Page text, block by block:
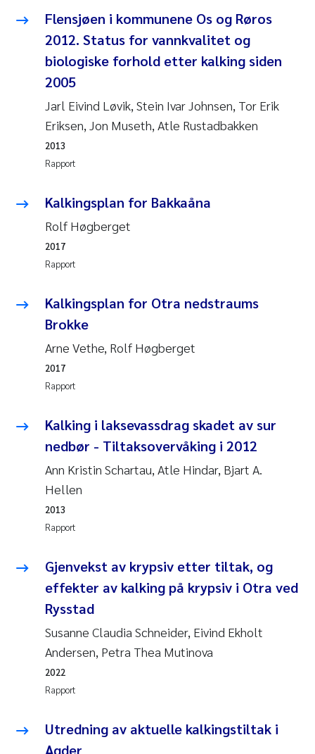
Kathrine Ivsett Johnsen
Line Johanne Barkved
Pawel Krzeminski
Juan Carlos Farias Pardo
Frode Sundnes
Andrew Luke King
Ian Allan
Bert van Bavel
Marianne Mosberg
Caroline Enge
Hans Nicolai Adam
Mari Moren
Paula Brighytte Ocampo Ramon
Maeve McGovern
Erling Aarhus Bratsberg
Heleen de Wit
Flensjøen i kommunene Os og Røros
2012. Status for vannkvalitet og
biologiske forhold etter kalking siden
2005
Jarl Eivind Løvik, Stein Ivar Johnsen, Tor Erik
Eriksen, Jon Museth, Atle Rustadbakken
Rapport
2013
Kalkingsplan for Bakkaåna
Rolf Høgberget
Rapport
2017
Kalkingsplan for Otra nedstraums
Brokke
Arne Vethe, Rolf Høgberget
Rapport
2017
Kalking i laksevassdrag skadet av sur
nedbør - Tiltaksovervåking i 2012
Ann Kristin Schartau, Atle Hindar, Bjart A.
Hellen
Rapport
2013
Gjenvekst av krypsiv etter tiltak, og
effekter av kalking på krypsiv i Otra ved
Rysstad
Susanne Claudia Schneider, Eivind Ekholt
Andersen, Petra Thea Mutinova
Rapport
2022
Utredning av aktuelle kalkingstiltak i
Agder